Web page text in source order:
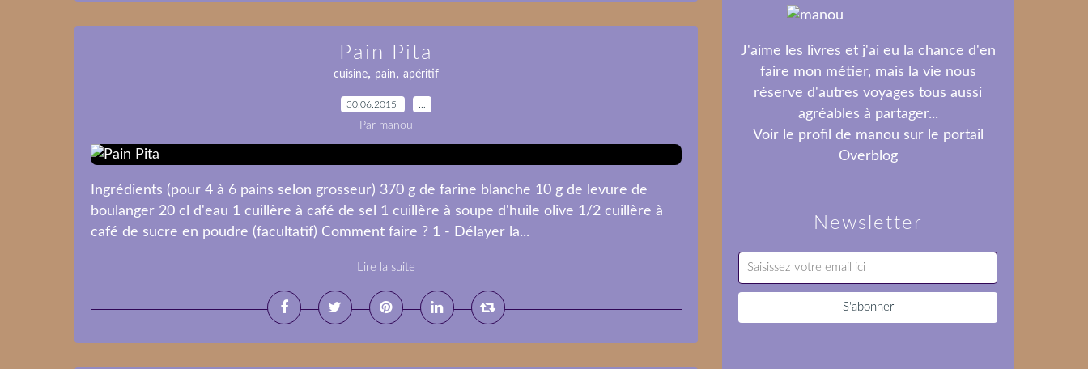
Pain Pita
cuisine, pain, apéritif
30.06.2015
Par manou
Ingrédients (pour 4 à 6 pains selon grosseur) 370 g de farine blanche 10 g de levure de
boulanger 20 cl d'eau 1 cuillère à café de sel 1 cuillère à soupe d'huile olive 1/2 cuillère à
café de sucre en poudre (facultatif) Comment faire ? 1 - Délayer la...
Lire la suite
Newsletter
J'aime les livres et j'ai eu la chance d'en
faire mon métier, mais la vie nous
réserve d'autres voyages tous aussi
agréables à partager...
Voir le profil de manou sur le portail
Overblog